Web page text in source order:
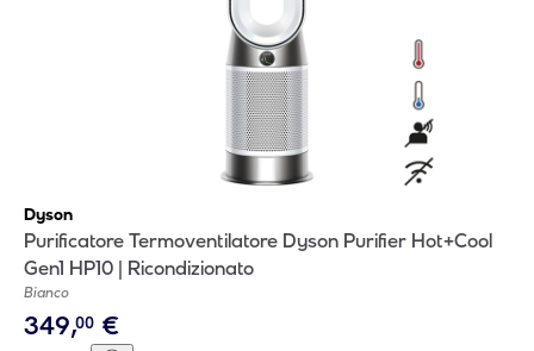
Dyson
Purificatore Termoventilatore Dyson Purifier Hot+Cool
Gen1 HP10 | Ricondizionato
Bianco
349,00 €